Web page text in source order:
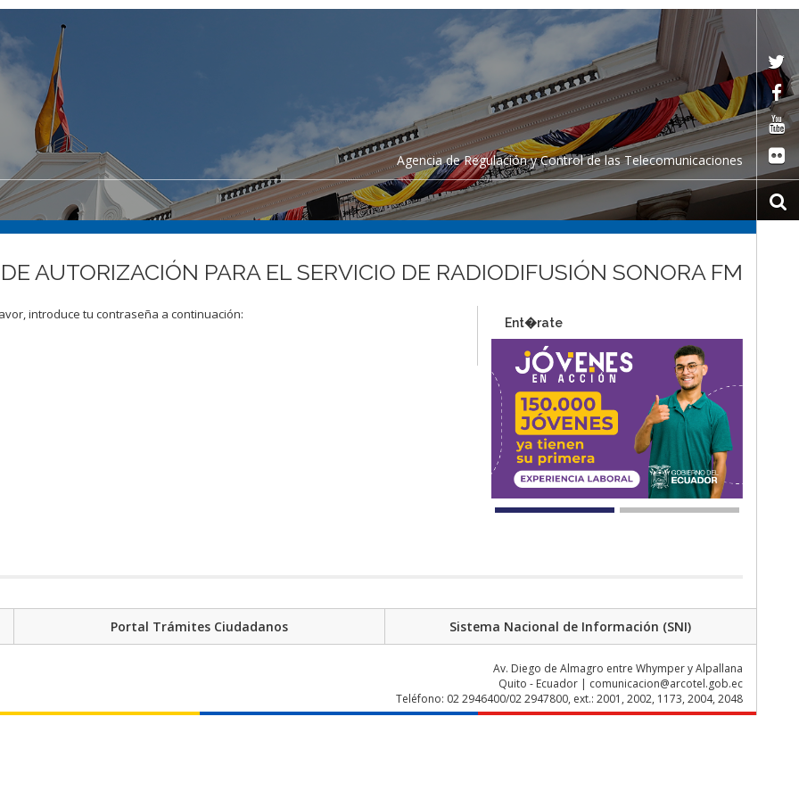
Agencia de Regulación y Control de las Telecomunicaciones
AUTORIZACIÓN PARA EL SERVICIO DE RADIODIFUSIÓN SONORA FM
introduce tu contraseña a continuación:
Ent�rate
Portal Trámites Ciudadanos Sistema Nacional de Información (SNI)
Av. Diego de Almagro entre Whymper y Alpallana
Quito - Ecuador | comunicacion@arcotel.gob.ec
Teléfono: 02 2946400/02 2947800, ext.: 2001, 2002, 1173, 2004, 2048